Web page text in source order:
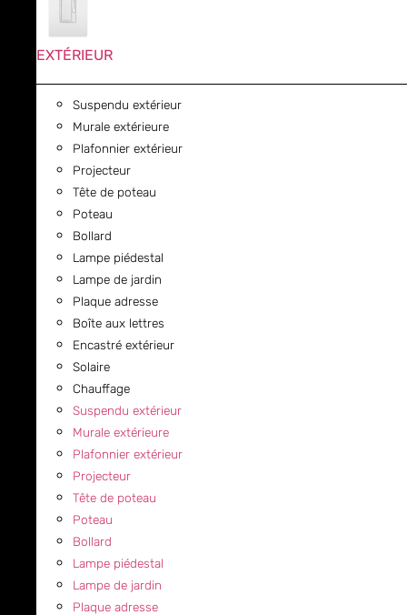
EXTÉRIEUR
Suspendu extérieur
Murale extérieure
Plafonnier extérieur
Projecteur
Tête de poteau
Poteau
Bollard
Lampe piédestal
Lampe de jardin
Plaque adresse
Boîte aux lettres
Encastré extérieur
Solaire
Chauffage
Suspendu extérieur
Murale extérieure
Plafonnier extérieur
Projecteur
Tête de poteau
Poteau
Bollard
Lampe piédestal
Lampe de jardin
Plaque adresse